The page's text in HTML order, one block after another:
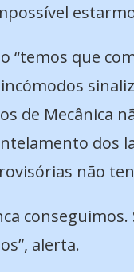
“temos que
de Mecânica
dos
não
alerta.